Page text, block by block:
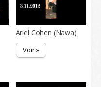
Ariel Cohen (Nawa)
Voir »